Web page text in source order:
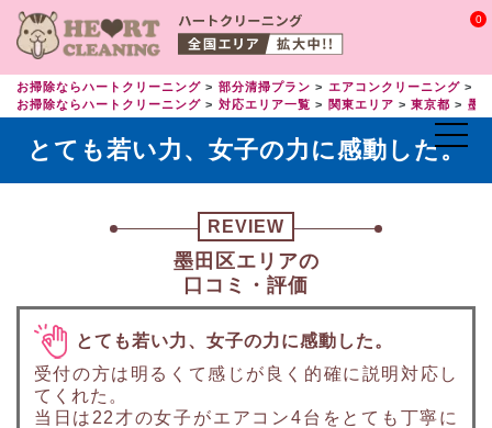
0
お掃除ならハートクリーニング 部分清掃プラン エアコンクリーニング
お掃除ならハートクリーニング
対応エリア一覧 関東エリア 東京都 墨
とても若い力、女子の力に感動した。
REVIEW
墨田区エリアの
口コミ・評価
とても若い力、女子の力に感動した。
受付の方は明るくて感じが良く的確に説明対応し
てくれた。
当日は22才の女子がエアコン4台をとても丁寧に